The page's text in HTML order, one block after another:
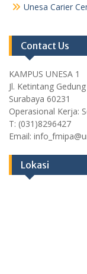
Unesa Carier
Contact Us
KAMPUS UNESA 1
Jl. Ketintang
Surabaya 60231
Operasional Kerja:
T: (031)8296427
Email:
Lokasi